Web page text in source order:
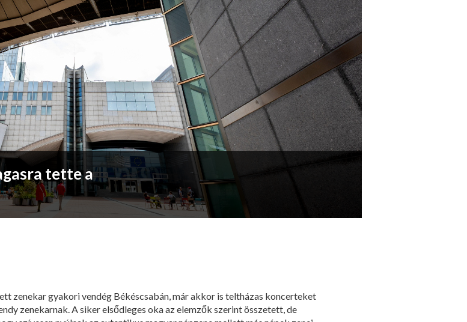
tette a
zenekar gyakori vendég Békéscsabán, már akkor is teltházas koncerteket
zenekarnak. A siker elsődleges oka az elemzők szerint összetett, de